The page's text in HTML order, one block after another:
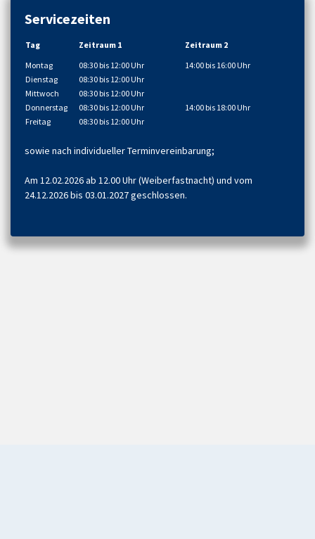
Servicezeiten
Tag Zeitraum 1
Zeitraum 2
Montag
08:30 bis 12:00 Uhr
14:00 bis 16:00 Uhr
Dienstag
08:30 bis 12:00 Uhr
Mittwoch
08:30 bis 12:00 Uhr
Donnerstag
08:30 bis 12:00 Uhr
14:00 bis 18:00 Uhr
Freitag
08:30 bis 12:00 Uhr
sowie nach individueller Terminvereinbarung;
Am 12.02.2026 ab 12.00 Uhr (Weiberfastnacht) und vom